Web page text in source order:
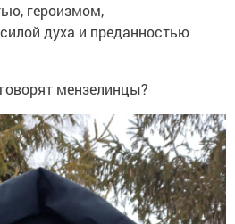
героизмом,
духа и преданностью
мензелинцы?